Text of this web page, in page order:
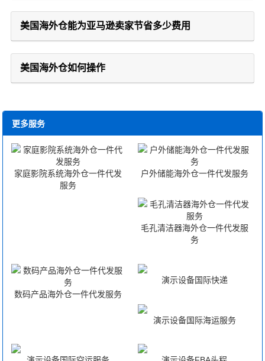
美国海外仓能为亚马逊卖家节省多少费用
美国海外仓如何操作
更多服务
家庭影院系统海外仓一件代发
服务
户外储能海外仓一件代发服务
毛孔清洁器海外仓一件代发服
务
数码产品海外仓一件代发服务
演示设备国际快递
演示设备国际海运服务